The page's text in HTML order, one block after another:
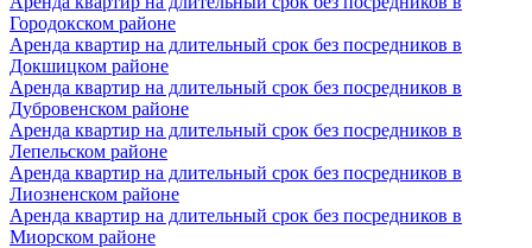
Городокском районе
Аренда квартир на длительный срок без посредников в
Докшицком районе
Аренда квартир на длительный срок без посредников в
Дубровенском районе
Аренда квартир на длительный срок без посредников в
Лепельском районе
Аренда квартир на длительный срок без посредников в
Лиозненском районе
Аренда квартир на длительный срок без посредников в
Миорском районе